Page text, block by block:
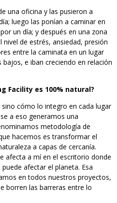
una oficina y las pusieron a
luego las ponían a caminar en
un día; y después en una zona
nivel de estrés, ansiedad, presión
entre la caminata en un lugar
e iban creciendo en relación
Facility es 100% natural?
cómo lo integro en cada lugar
a eso generamos una
metodología de
hacemos es transformar el
a capas de cercanía.
afecta a mí en el escritorio donde
afectar el planeta. Esa
en todos nuestros proyectos,
borren las barreras entre lo